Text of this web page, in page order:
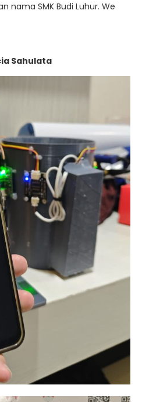
nama SMK Budi Luhur. We
Sahulata